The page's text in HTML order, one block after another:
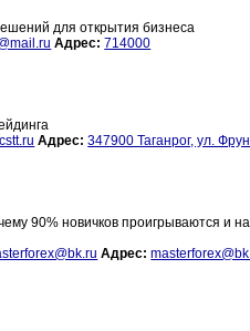
для открытия бизнеса
Адрес: 714000
Адрес: 347900 Таганрог, ул.
90% новичков проигрываются и
Адрес: